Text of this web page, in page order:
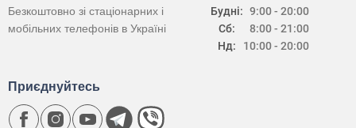
Будні:
Сб:
Нд:
9:00 - 20:00
8:00 - 21:00
10:00 - 20:00
Безкоштовно зі стаціонарних і
мобільних телефонів в Україні
Приєднуйтесь